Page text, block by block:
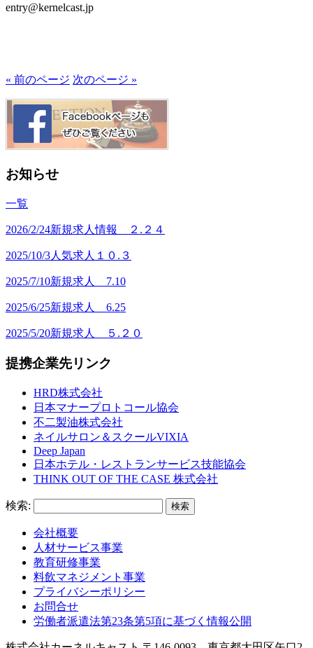
entry@kernelcast.jp
« 前のページ 次のページ »
お知らせ
一覧
2026/2/24新規求人情報 ２.２４
2025/10/3人気求人１０.３
2025/7/10新規求人 7.10
2025/6/25新規求人 6.25
2025/5/20新規求人 ５.２０
提携企業先リンク
HRD株式会社
日本マナープロトコール協会
不二製油株式会社
ネイルサロン＆スクールVIXIA
Deep Japan
日本ホテル・レストランサービス技能協会
THINK OUT OF THE CASE 株式会社
検索:
会社概要
人材サービス事業
教育研修事業
料飲マネジメント事業
プライバシーポリシー
お問合せ
労働者派遣法第23条第5項に基づく情報公開